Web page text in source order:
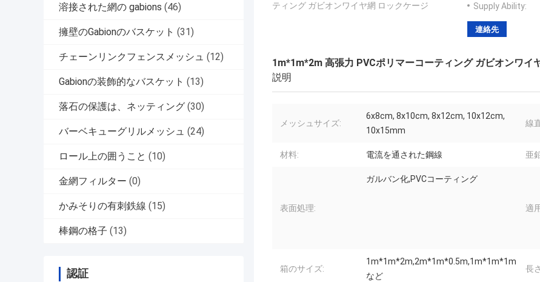
溶接された網の gabions (46)
擁壁のGabionのバスケット (31)
チェーンリンクフェンスメッシュ (12)
Gabionの装飾的なバスケット (13)
落石の保護は、ネッティング (30)
バーベキューグリルメッシュ (24)
ロール上の囲うこと (10)
金網フィルター (0)
かみそりの有刺鉄線 (15)
棒鋼の格子 (13)
認証
ティング ガビオンワイヤ網 ロックケージ
Supply Ability:
連絡先
1m*1m*2m 高張力 PVCポリマーコーティング ガビオンワイ
説明
メッシュサイズ:
6x8cm, 8x10cm, 8x12cm, 10x12cm,
10x15mm
線
材料: 電流を通された鋼線 亜
表面処理:
ガルバン化,PVCコーティング
適
箱のサイズ:
1m*1m*2m,2m*1m*0.5m,1m*1m*1m
など
長